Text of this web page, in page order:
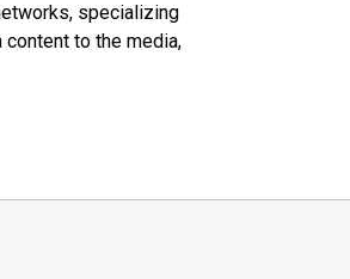
specializing
to the media,